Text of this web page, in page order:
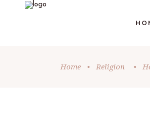
Home • Religion •